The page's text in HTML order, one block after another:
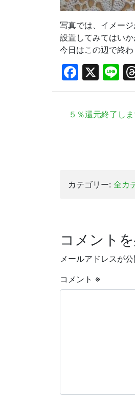
写真では、イメー
設置してみてはい
今日はこの辺で終
X
５％還元終了しま
カテゴリー: 全カ
コメント
メールアドレスが
コメント ※